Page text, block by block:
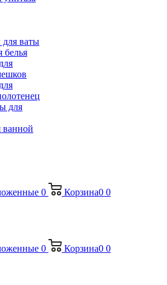
для ваты
белья
для
0 Корзина0 0
0 Корзина0 0